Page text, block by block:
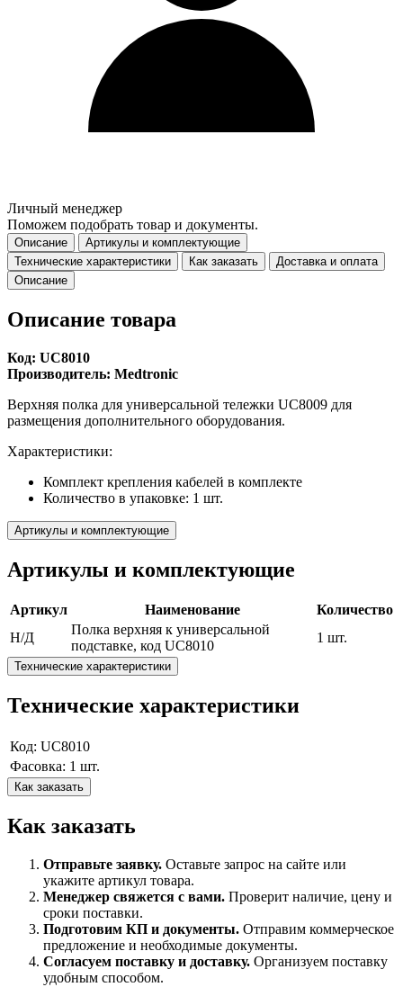
Личный менеджер
Поможем подобрать товар и документы.
Описание
Артикулы и комплектующие
Технические характеристики
Как заказать
Доставка и оплата
Описание
Описание товара
Код: UC8010
Производитель: Medtronic
Верхняя полка для универсальной тележки UC8009 для
размещения дополнительного оборудования.
Характеристики:
Комплект крепления кабелей в комплекте
Количество в упаковке: 1 шт.
Артикулы и комплектующие
Артикулы и комплектующие
Артикул Наименование
Количество
Н/Д
Полка верхняя к универсальной
подставке, код UC8010
1 шт.
Технические характеристики
Технические характеристики
Код: UC8010
Фасовка: 1 шт.
Как заказать
Как заказать
Отправьте заявку. Оставьте запрос на сайте или
укажите артикул товара.
Менеджер свяжется с вами. Проверит наличие, цену и
сроки поставки.
Подготовим КП и документы. Отправим коммерческое
предложение и необходимые документы.
Согласуем поставку и доставку. Организуем поставку
удобным способом.